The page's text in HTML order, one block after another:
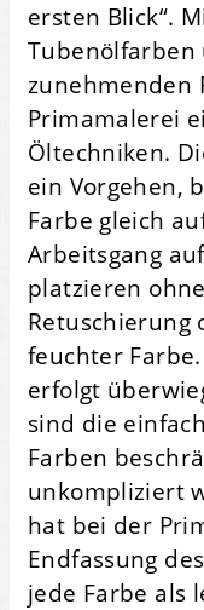
ersten Blick“.
Tubenölfarben
zunehmenden
Primamalerei
Öltechniken.
ein Vorgehen,
Farbe gleich
Arbeitsgang
platzieren
Retuschierung
feuchter
erfolgt
sind die
Farben
unkompliziert
hat bei der
Endfassung
jede Farbe als